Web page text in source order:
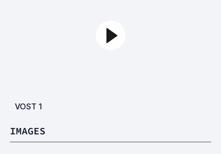
VOST 1
IMAGES